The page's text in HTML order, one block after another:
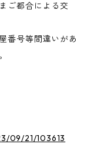
ご都合による交
番号等間違いがあ
09/21/103613